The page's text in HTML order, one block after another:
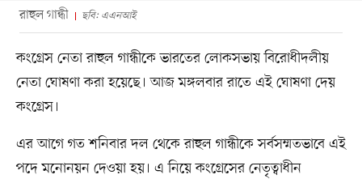
রাহুল গান্ধী ছবি: এএনআই
কংগ্রেস নেতা রাহুল গান্ধীকে ভারতের লোকসভায় বিরোধীদলীয়
নেতা ঘোষণা করা হয়েছে। আজ মঙ্গলবার রাতে এই ঘোষণা দেয়
কংগ্রেস।
এর আগে গত শনিবার দল থেকে রাহুল গান্ধীকে সর্বসম্মতভাবে এই
পদে মনোনয়ন দেওয়া হয়। এ নিয়ে কংগ্রেসের নেতৃত্বাধীন